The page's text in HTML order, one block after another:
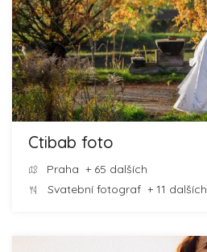
Ctibab foto
Praha + 65 dalších
Svatební fotograf + 11 dalších